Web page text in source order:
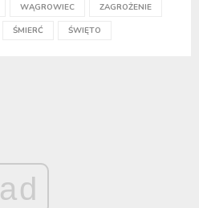
WĄGROWIEC ZAGROŻENIE
ŚMIERĆ ŚWIĘTO
ad